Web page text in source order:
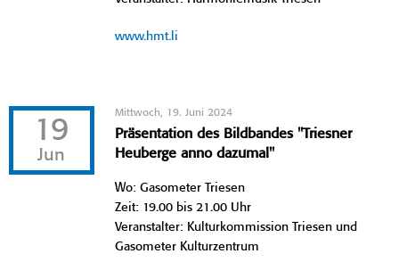
www.hmt.li
19
Jun
Mittwoch, 19. Juni 2024
Präsentation des Bildbandes "Triesner
Heuberge anno dazumal"
Wo: Gasometer Triesen
Zeit: 19.00 bis 21.00 Uhr
Veranstalter: Kulturkommission Triesen und
Gasometer Kulturzentrum